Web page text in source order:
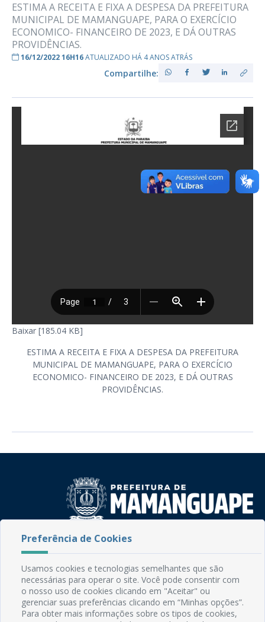
ESTIMA A RECEITA E FIXA A DESPESA DA PREFEITURA
MUNICIPAL DE MAMANGUAPE, PARA O EXERCÍCIO
ECONOMICO- FINANCEIRO DE 2023, E DÁ OUTRAS
PROVIDÊNCIAS.
16/12/2022 16H16ATUALIZADO HÁ 4 ANOS ATRÁS
Compartilhe:
Baixar [185.04 KB]
ESTIMA A RECEITA E FIXA A DESPESA DA PREFEITURA
MUNICIPAL DE MAMANGUAPE, PARA O EXERCÍCIO
ECONOMICO- FINANCEIRO DE 2023, E DÁ OUTRAS
PROVIDÊNCIAS.
Rua do Imperador, 78, Centro
CEP: 58.280-000 - Mamanguape/PB
Fone: (83) 3292-2246
Email: comunicacao@mamanguape.pb.gov.br
Expediente: Segunda à Sexta, das 08h às 13h
Mapa do Site
Preferência de Cookies
Usamos cookies e tecnologias semelhantes que são
necessárias para operar o site. Você pode consentir com
o nosso uso de cookies clicando em "Aceitar" ou
gerenciar suas preferências clicando em “Minhas opções”.
Para obter mais informações sobre os tipos de cookies,